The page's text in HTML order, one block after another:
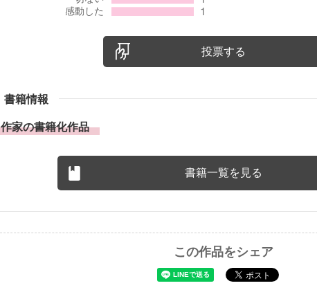
投票する
書籍情報
作家の書籍化作品
書籍一覧を見る
この作品をシェア